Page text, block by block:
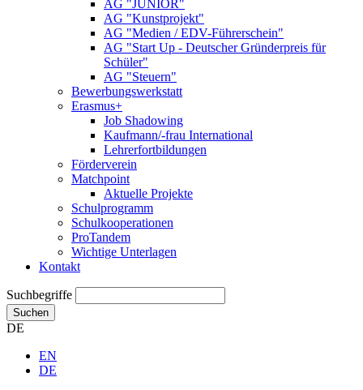
AG "JUNIOR"
AG "Kunstprojekt"
AG "Medien / EDV-Führerschein"
AG "Start Up - Deutscher Gründerpreis für
Schüler"
AG "Steuern"
Bewerbungswerkstatt
Erasmus+
Job Shadowing
Kaufmann/-frau International
Lehrerfortbildungen
Förderverein
Matchpoint
Aktuelle Projekte
Schulprogramm
Schulkooperationen
ProTandem
Wichtige Unterlagen
Kontakt
Suchbegriffe
Suchen
DE
EN
DE